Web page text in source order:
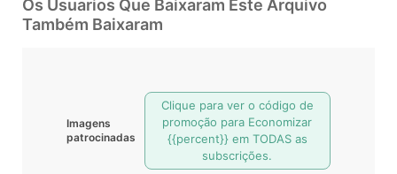
Os Usuarios Que Baixaram Este Arquivo
Também Baixaram
Imagens
patrocinadas
Clique para ver o código de
promoção para Economizar
{{percent}} em TODAS as
subscrições.